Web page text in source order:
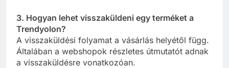
3. Hogyan lehet visszaküldeni egy terméket a
Trendyolon?
A visszaküldési folyamat a vásárlás helyétől függ.
Általában a webshopok részletes útmutatót adnak
a visszaküldésre vonatkozóan.